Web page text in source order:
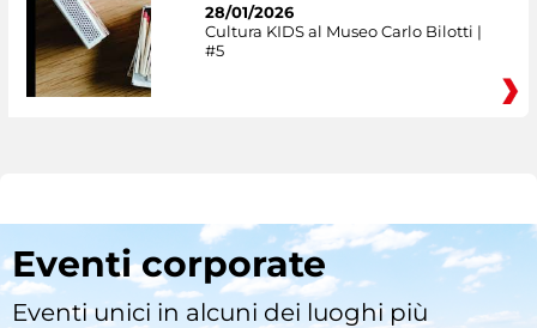
28/01/2026
Cultura KIDS al Museo Carlo Bilotti |
#5
Eventi corporate
Eventi unici in alcuni dei luoghi più